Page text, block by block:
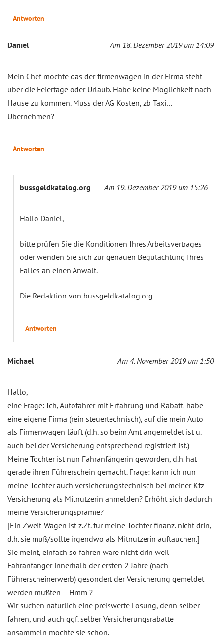
Antworten
Daniel Am 18. Dezember 2019 um 14:09
Mein Chef möchte das der firmenwagen in der Firma steht
über die Feiertage oder Urlaub. Habe keine Möglichkeit nach
Hause zu kommen. Muss der AG Kosten, zb Taxi…
Übernehmen?
Antworten
bussgeldkatalog.org Am 19. Dezember 2019 um 15:26
Hallo Daniel,
bitte prüfen Sie die Konditionen Ihres Arbeitsvertrages
oder wenden Sie sich zur genauen Begutachtung Ihres
Falles an einen Anwalt.
Die Redaktion von bussgeldkatalog.org
Antworten
Michael Am 4. November 2019 um 1:50
Hallo,
eine Frage: Ich, Autofahrer mit Erfahrung und Rabatt, habe
eine eigene Firma (rein steuertechnisch), auf die mein Auto
als Firmenwagen läuft (d.h. so beim Amt angemeldet ist u.
auch bei der Versicherung entsprechend registriert ist.)
Meine Tochter ist nun Fahranfängerin geworden, d.h. hat
gerade ihren Führerschein gemacht. Frage: kann ich nun
meine Tochter auch versicherungstechnisch bei meiner Kfz-
Versicherung als Mitnutzerin anmelden? Erhöht sich dadurch
meine Versicherungsprämie?
[Ein Zweit-Wagen ist z.Zt. für meine Tochter finanz. nicht drin,
d.h. sie muß/sollte irgendwo als Mitnutzerin auftauchen.]
Sie meint, einfach so fahren wäre nicht drin weil
Fahranfänger innerhalb der ersten 2 Jahre (nach
Führerscheinerwerb) gesondert der Versicherung gemeldet
werden müßten – Hmm ?
Wir suchen natürlich eine preiswerte Lösung, denn selber
fahren, und auch ggf. selber Versicherungsrabatte
ansammeln möchte sie schon.